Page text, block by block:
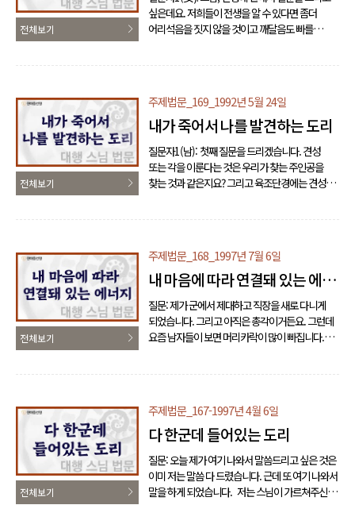
있느냐? 우리가 반야심경 읽죠? 반야심경을 읽어
보면 알 겁니다. 또 덧붙이자면 그때의 세월은 ..
전체보기
싶은데요. 저희들이 전생을 알 수 있다면 좀더
어리석음을 짓지 않을 것이고 깨달음도 빠를
그리고 내일 또 어떻게 하느냐에 따라서, 오늘
어떻게 하느냐에 따라서 내일 닥칠 게 오죠.
알고 보면 시공을 초월해서 만 년 전이라도 오늘이
됩니다. 그 도리를 아셔야 됩니다. 그래서 나는
바쁠 때는, 삼정례를 하다가도 바쁠 때는 ..
전체보기
주제법문_169_1992년 5월 24일
내가 죽어서 나를 발견하는 도리
질문자1(남): 첫째 질문을 드리겠습니다. 견성
또는 각을 이룬다는 것은 우리가 찾는 주인공을
찾는 것과 같은지요? 그리고 육조단경에는 견성을
돌아가는 이 자체를, 즉 말하자면 고정됨이 없이
돌아가니까 공했다고 했습니다. 그러니까 내
마음으로부터 나와 돌아가니까 공입니다. 그래서
주인공입니다. 그래서 탈랜트들이 주인공을
내세워서 하면은 주인공은 죽는 법이 없어요,
전체보기
주제법문_168_1997년 7월 6일
내 마음에 따라 연결돼 있는 에너
지
질문: 제가 군에서 제대하고 직장을 새로 다니게
되었습니다. 그리고 아직은 총각이거든요. 그런데
요즘 남자들이 보면 머리카락이 많이 빠집니다.
도리가 있지 않을까 이렇게 생각이 되는데 큰스님
의견은 어떠십니까? 큰스님: 그래서 내가
거니까 그놈한테다 놔라. 이걸 일일이 하나하나
이걸 얘기해 줄 수가 없으니까. ‘그래, 머리털이
빠지면은 이거 빠지면 장가도 못 들잖어. 너, ..
전체보기
주제법문_167-1997년 4월 6일
다 한군데 들어있는 도리
질문: 오늘 제가 여기 나와서 말씀드리고 싶은 것은
이미 저는 말씀 다 드렸습니다. 근데 또 여기 나와서
말을 하게 되었습니다. 저는 스님이 가르쳐주신,